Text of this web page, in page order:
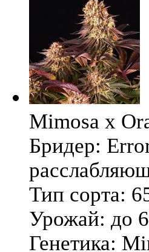
Mimosa x
Бридер:
Тип сорта:
Урожай: до
Генетика: